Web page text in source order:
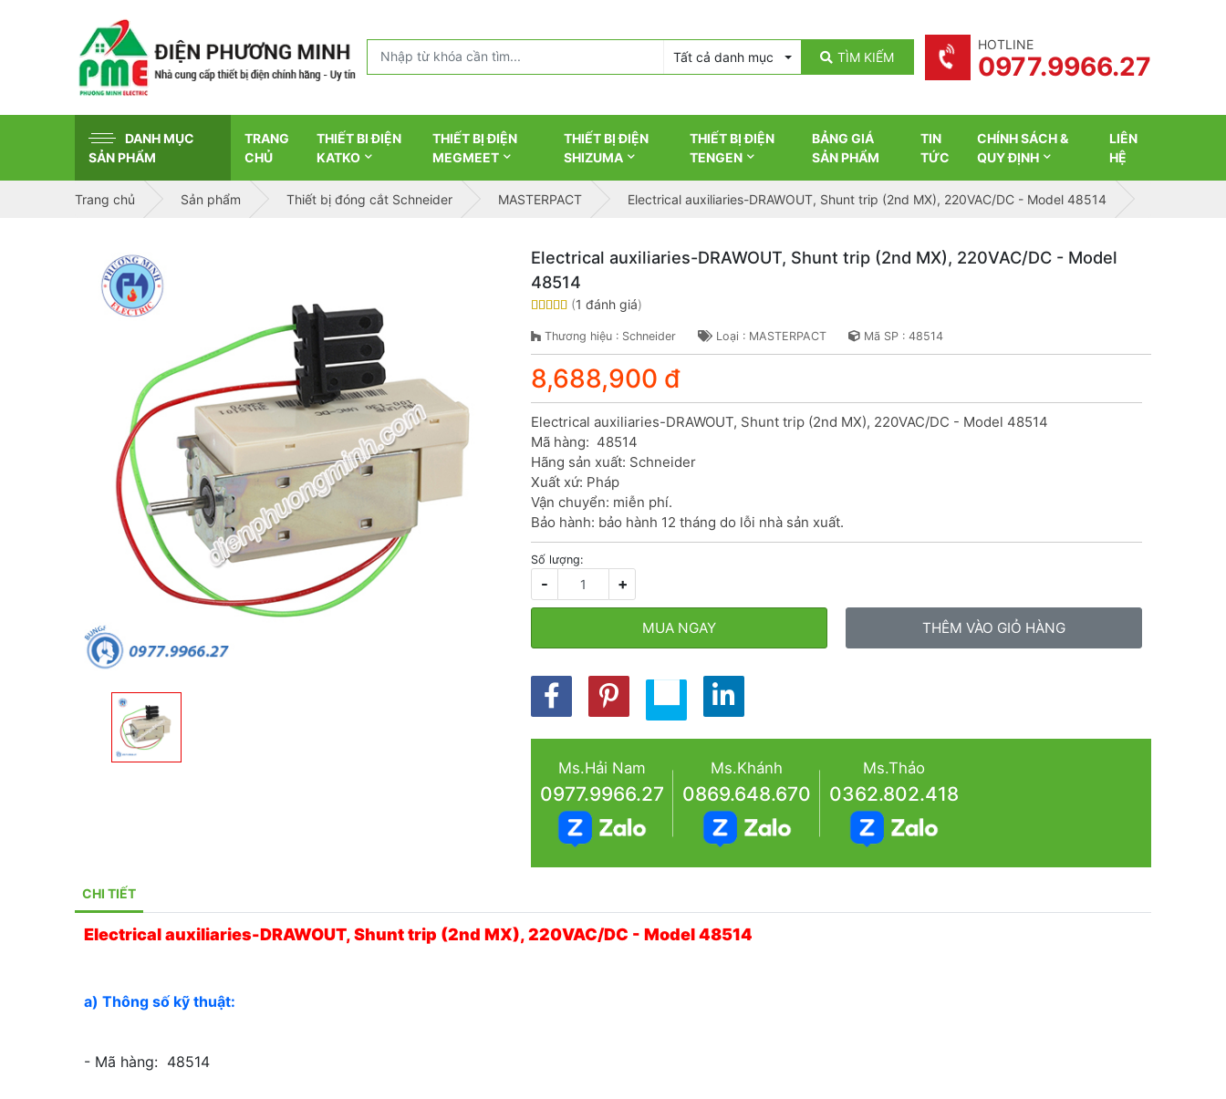
Tất cả danh mục TÌM KIẾM
HOTLINE
0977.9966.27
DANH MỤC
SẢN PHẨM
TRANG
CHỦ
THIẾT BI ĐIỆN
KATKO
THIẾT BỊ ĐIỆN
MEGMEET
THIẾT BỊ ĐIỆN
SHIZUMA
THIẾT BỊ ĐIỆN
TENGEN
BẢNG GIÁ
SẢN PHẨM
TIN
TỨC
CHÍNH SÁCH &
QUY ĐỊNH
LIÊN
HỆ
Trang chủ Sản phẩm Thiết bị đóng cắt Schneider MASTERPACT Electrical auxiliaries-DRAWOUT, Shunt trip (2nd MX), 220VAC/DC - Model 48514
Electrical auxiliaries-DRAWOUT, Shunt trip (2nd MX), 220VAC/DC - Model
48514
(1 đánh giá)
Thương hiệu : Schneider Loại : MASTERPACT Mã SP : 48514
8,688,900 đ
Electrical auxiliaries-DRAWOUT, Shunt trip (2nd MX), 220VAC/DC - Model 48514
Mã hàng:  48514
Hãng sản xuất: Schneider
Xuất xứ: Pháp
Vận chuyển: miễn phí.
Bảo hành: bảo hành 12 tháng do lỗi nhà sản xuất.
Số lượng:
- +
MUA NGAY THÊM VÀO GIỎ HÀNG
Ms.Hải Nam
0977.9966.27
Ms.Khánh
0869.648.670
Ms.Thảo
0362.802.418
CHI TIẾT
Electrical auxiliaries-DRAWOUT, Shunt trip (2nd MX), 220VAC/DC - Model 48514
a) Thông số kỹ thuật:
- Mã hàng: 48514